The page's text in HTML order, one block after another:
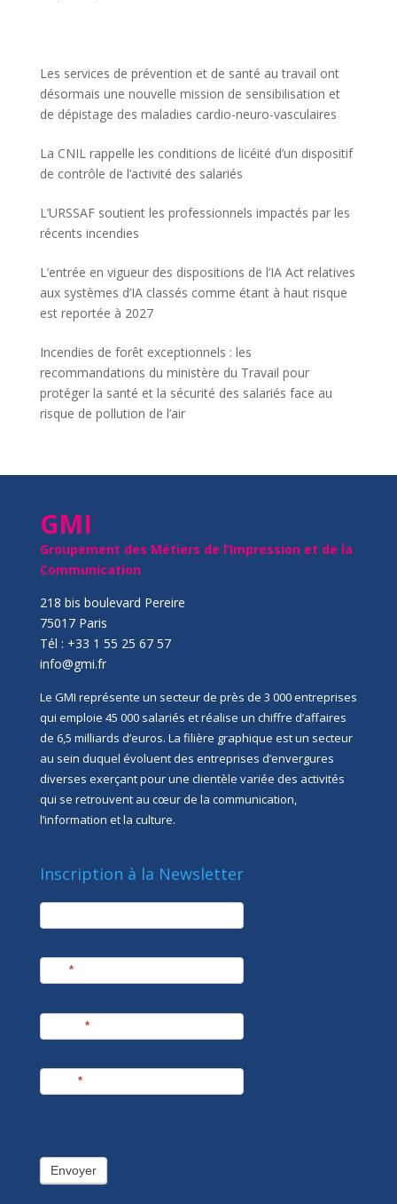
Les services de prévention et de santé au travail ont
désormais une nouvelle mission de sensibilisation et
de dépistage des maladies cardio-neuro-vasculaires
La CNIL rappelle les conditions de licéité d’un dispositif
de contrôle de l’activité des salariés
L’URSSAF soutient les professionnels impactés par les
récents incendies
L’entrée en vigueur des dispositions de l’IA Act relatives
aux systèmes d’IA classés comme étant à haut risque
est reportée à 2027
Incendies de forêt exceptionnels : les
recommandations du ministère du Travail pour
protéger la santé et la sécurité des salariés face au
risque de pollution de l’air
GMI
Groupement des Métiers de l’Impression et de la
Communication
218 bis boulevard Pereire
75017 Paris
Tél : +33 1 55 25 67 57
info@gmi.fr
Le GMI représente un secteur de près de 3 000 entreprises
qui emploie 45 000 salariés et réalise un chiffre d’affaires
de 6,5 milliards d’euros. La filière graphique est un secteur
au sein duquel évoluent des entreprises d’envergures
diverses exerçant pour une clientèle variée des activités
qui se retrouvent au cœur de la communication,
l’information et la culture.
Inscription à la Newsletter
newsletter
*
*
*
Envoyer